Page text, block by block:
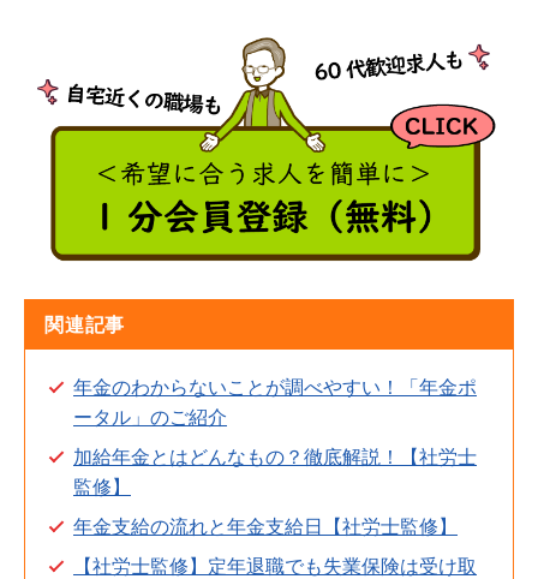
関連記事
年金のわからないことが調べやすい！「年金ポ
ータル」のご紹介
加給年金とはどんなもの？徹底解説！【社労士
監修】
年金支給の流れと年金支給日【社労士監修】
【社労士監修】定年退職でも失業保険は受け取